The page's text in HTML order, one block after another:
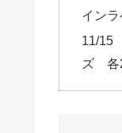
イン
11/15
ズ 各